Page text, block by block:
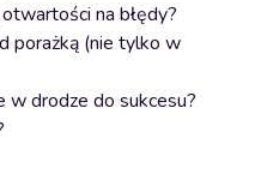
na błędy?
porażką (nie tylko w
w drodze do sukcesu?